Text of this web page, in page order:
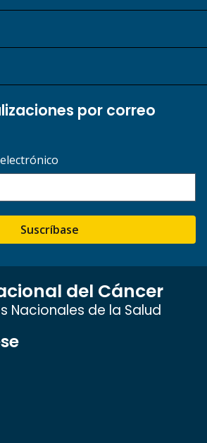
por correo
Suscríbase
del Cáncer
Nacionales de la Salud